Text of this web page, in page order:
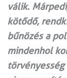
válik.
kötődő,
bűnözés a
mindenhol